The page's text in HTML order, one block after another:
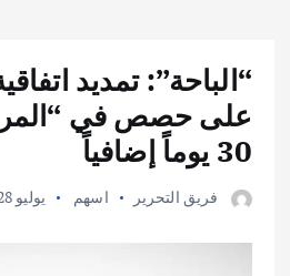
“الباحة”: تمديد
على حصص في
30 يوماً إضافياً
فريق التحرير اسهم يوليو 28, 2024